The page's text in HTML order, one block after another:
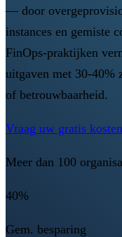
— door
instances en gemiste
FinOps-praktijken
uitgaven met 30-40%
of betrouwbaarheid.
Vraag uw gratis
Meer dan 100
40%
Gem. besparing